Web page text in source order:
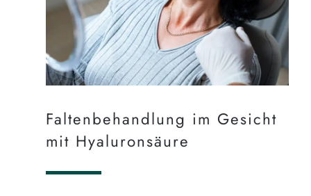
Faltenbehandlung im Gesicht
mit Hyaluronsäure